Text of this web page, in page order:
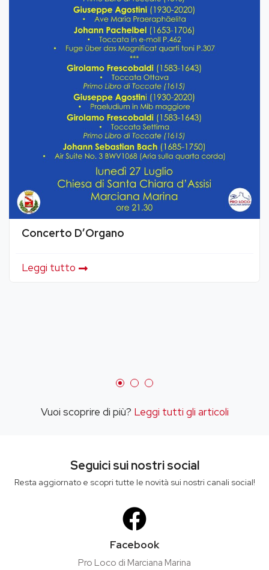
Concerto D’Organo
Leggi tutto
Vuoi scoprire di più? Leggi tutti gli articoli
Seguici sui nostri social
Resta aggiornato e scopri tutte le novità sui nostri canali social!
Facebook
Pro Loco di Marciana Marina